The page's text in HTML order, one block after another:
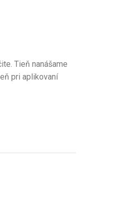
Tieň nanášame
pri aplikovaní